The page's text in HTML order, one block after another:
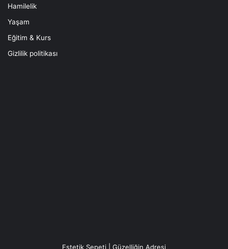
Hamilelik
Yaşam
Eğitim & Kurs
Gizlilik politikası
Estetik Sepeti | Güzelliğin Adresi